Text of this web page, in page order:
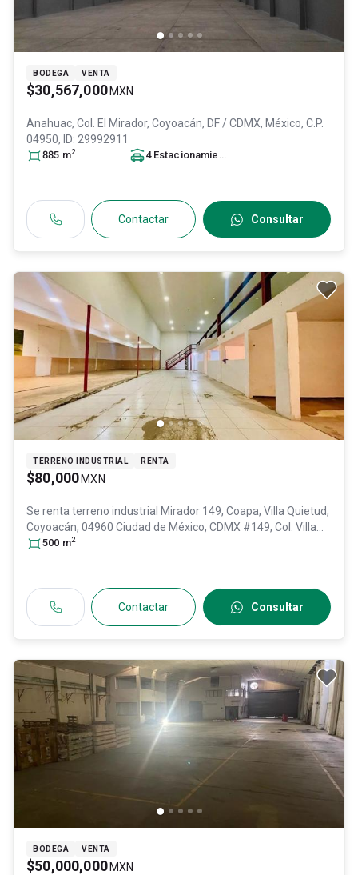
BODEGA VENTA
$30,567,000 MXN
Anahuac, Col. El Mirador, Coyoacán, DF / CDMX, México, C.P.
04950, ID: 29992911
885 m2 4 Estacionamiento
Contactar Consultar
TERRENO INDUSTRIAL RENTA
$80,000 MXN
Se renta terreno industrial Mirador 149, Coapa, Villa Quietud,
Coyoacán, 04960 Ciudad de México, CDMX #149, Col. Villa
Quietud,Coyoacán
500 m2
Contactar Consultar
BODEGA VENTA
$50,000,000 MXN